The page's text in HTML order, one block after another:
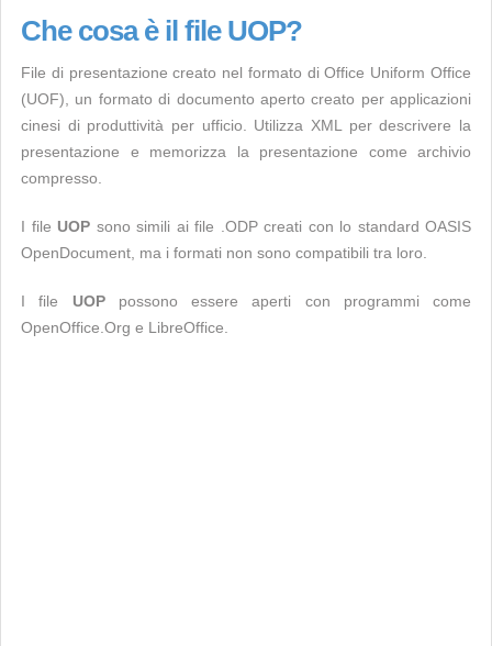
Che cosa è il file UOP?
File di presentazione creato nel formato di Office Uniform Office
(UOF), un formato di documento aperto creato per applicazioni
cinesi di produttività per ufficio. Utilizza XML per descrivere la
presentazione e memorizza la presentazione come archivio
compresso.
I file UOP sono simili ai file .ODP creati con lo standard OASIS
OpenDocument, ma i formati non sono compatibili tra loro.
I file UOPpossono essere aperti con programmi come
OpenOffice.Org e LibreOffice.